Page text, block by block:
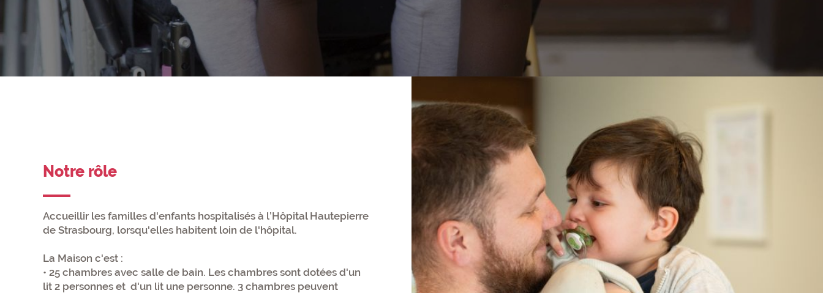
Notre rôle
Accueillir les familles d'enfants hospitalisés à l’Hôpital Hautepierre
de Strasbourg, lorsqu'elles habitent loin de l'hôpital.
La Maison c'est :
• 25 chambres avec salle de bain. Les chambres sont dotées d'un
lit 2 personnes et d'un lit une personne. 3 chambres peuvent